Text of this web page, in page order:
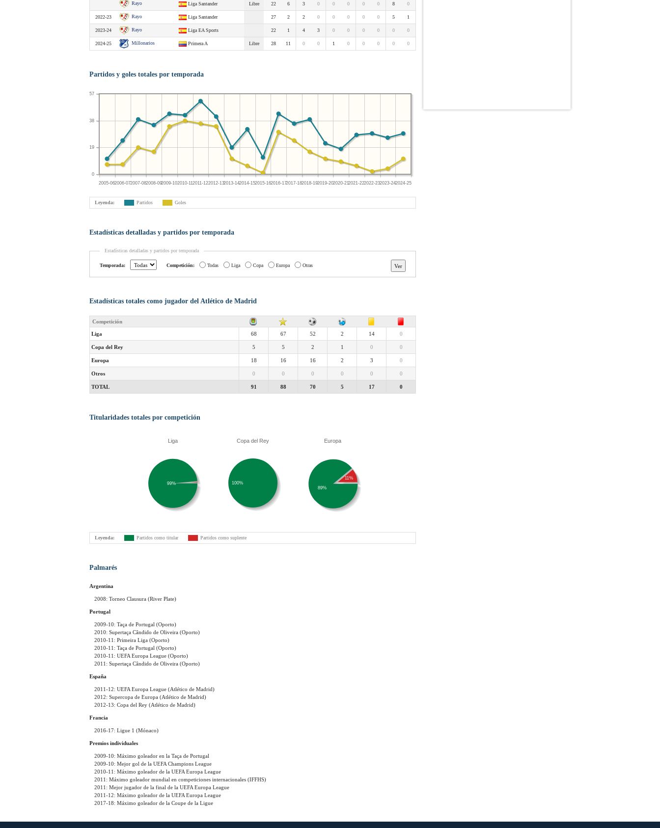
Rayo Liga Santander Libre 22 6 3 0 0 0 0 0 8 0
2022-23 Rayo Liga Santander 27 2 2 0 0 0 0 0 5 1
2023-24 Rayo Liga EA Sports 22 1 4 3 0 0 0 0 0 0
2024-25 Millonarios Primera A Libre 28 11 0 0 1 0 0 0 0 0
Partidos y goles totales por temporada
2005-062006-072007-082008-092009-102010-112011-122012-132013-142014-152015-162016-172017-182018-192019-202020-212021-222022-232023-242024-25
0
19
38
57
Leyenda: Partidos Goles
Estadísticas detalladas y partidos por temporada
Estadísticas detalladas y partidos por temporada
Temporada: Competición: Todas Liga Copa Europa Otras
Estadísticas totales como jugador del Atlético de Madrid
Competición
Liga 68 67 52 2 14 0
Copa del Rey 5 5 2 1 0 0
Europa 18 16 16 2 3 0
Otros 0 0 0 0 0 0
TOTAL 91 88 70 5 17 0
Titularidades totales por competición
Liga
99%
Copa del Rey
100%
Europa
89%
11%
Leyenda: Partidos como titular Partidos como suplente
Palmarés
Argentina
2008: Torneo Clausura (River Plate)
Portugal
2009-10: Taça de Portugal (Oporto)
2010: Supertaça Cândido de Oliveira (Oporto)
2010-11: Primeira Liga (Oporto)
2010-11: Taça de Portugal (Oporto)
2010-11: UEFA Europa League (Oporto)
2011: Supertaça Cândido de Oliveira (Oporto)
España
2011-12: UEFA Europa League (Atlético de Madrid)
2012: Supercopa de Europa (Atlético de Madrid)
2012-13: Copa del Rey (Atlético de Madrid)
Francia
2016-17: Ligue 1 (Mónaco)
Premios individuales
2009-10: Máximo goleador en la Taça de Portugal
2009-10: Mejor gol de la UEFA Champions League
2010-11: Máximo goleador de la UEFA Europa League
2011: Máximo goleador mundial en competiciones internacionales (IFFHS)
2011: Mejor jugador de la final de la UEFA Europa League
2011-12: Máximo goleador de la UEFA Europa League
2017-18: Máximo goleador de la Coupe de la Ligue